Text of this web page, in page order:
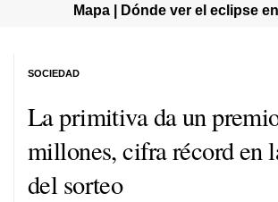
Mapa | Dónde ver el eclipse
La primitiva da un
millones, cifra récord en
del sorteo
SOCIEDAD